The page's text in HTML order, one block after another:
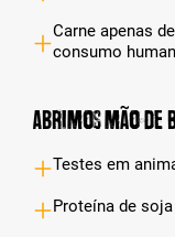
Carne apenas
consumo
Abrimos mão de
Testes em
Proteína de soja